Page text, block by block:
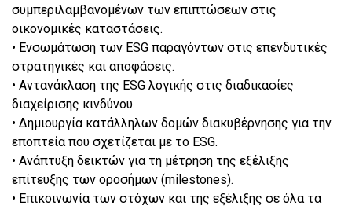
συμπεριλαμβανομένων των επιπτώσεων στις
οικονομικές καταστάσεις.
• Ενσωμάτωση των ESG παραγόντων στις επενδυτικές
στρατηγικές και αποφάσεις.
• Αντανάκλαση της ESG λογικής στις διαδικασίες
διαχείρισης κινδύνου.
• Δημιουργία κατάλληλων δομών διακυβέρνησης για την
εποπτεία που σχετίζεται με το ESG.
• Ανάπτυξη δεικτών για τη μέτρηση της εξέλιξης
επίτευξης των οροσήμων (milestones).
• Επικοινωνία των στόχων και της εξέλιξης σε όλα τα